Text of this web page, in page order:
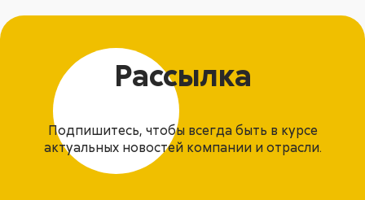
Рассылка
Подпишитесь, чтобы всегда быть в курсе
актуальных новостей компании и отрасли.